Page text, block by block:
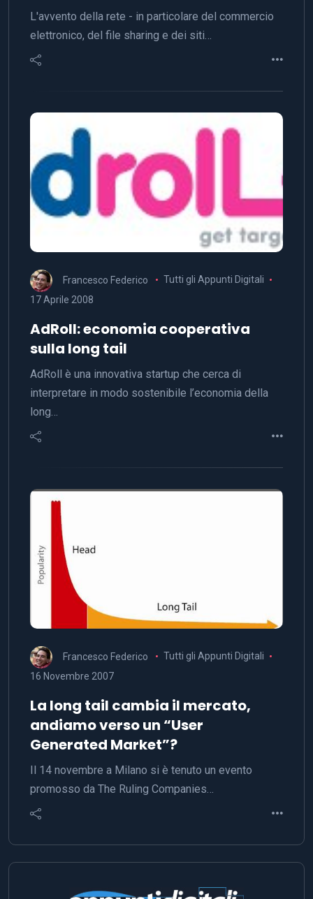
L'avvento della rete - in particolare del commercio
elettronico, del file sharing e dei siti…
Francesco Federico
Tutti gli Appunti Digitali
17 Aprile 2008
AdRoll: economia cooperativa
sulla long tail
AdRoll è una innovativa startup che cerca di
interpretare in modo sostenibile l’economia della
long…
Francesco Federico
Tutti gli Appunti Digitali
16 Novembre 2007
La long tail cambia il mercato,
andiamo verso un “User
Generated Market”?
Il 14 novembre a Milano si è tenuto un evento
promosso da The Ruling Companies…